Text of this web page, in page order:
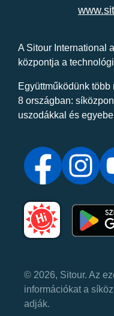
A Sitour International
központja a
Együttműködünk több
8 országban:
uszodákkal és
© 2026, Sitour. Az
információkat a
adják.